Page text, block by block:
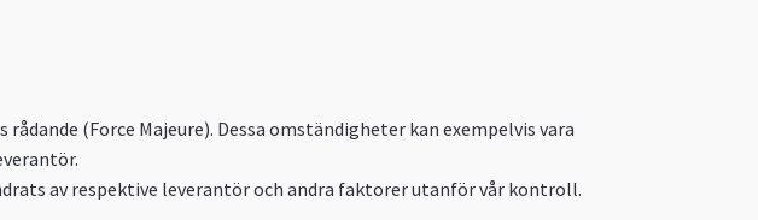
(Force Majeure). Dessa omständigheter kan exempelvis vara
av respektive leverantör och andra faktorer utanför vår kontroll.